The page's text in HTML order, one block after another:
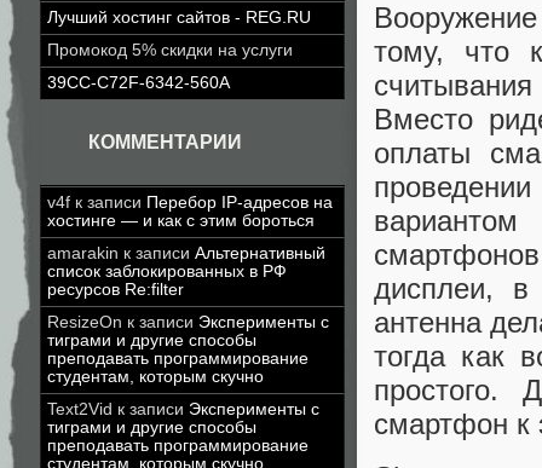
Лучший хостинг сайтов - REG.RU
Промокод 5% скидки на услуги
39CC-C72F-6342-560A
КОММЕНТАРИИ
v4f к записи Перебор IP-адресов на
хостинге — и как с этим бороться
amarakin к записи Альтернативный
список заблокированных в РФ
ресурсов Re:filter
ResizeOn к записи Эксперименты с
тиграми и другие способы
преподавать программирование
студентам, которым скучно
Text2Vid к записи Эксперименты с
тиграми и другие способы
преподавать программирование
студентам, которым скучно
тому, что
Вместо
оплаты
дисплеи, в
антенна
тогда как
простого.
смартфон к